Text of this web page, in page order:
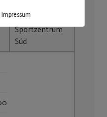
Sportzentrum
Süd
Impressum